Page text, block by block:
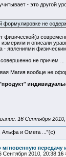
- это другой
формулировке не
физической(в
и описали
- явлениями
не причем
Магия вообще не
"продукт"
16 Сентября
Альфа и Омега ..."(с)
мгновенную
Сентября 2010, 20:38:16